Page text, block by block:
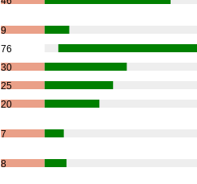
9
76
30
25
20
7
8